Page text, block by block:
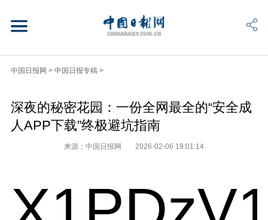
中国日报网 > 中国日报专稿 >
深夜的秘密花园：一份全网最全的“安全成
人APP下载”终极避坑指南
来源：中国日报网 2026-02-06 19:01:14